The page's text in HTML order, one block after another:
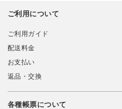
ご利用について
ご利用ガイド
配送料金
お支払い
返品・交換
各種帳票について